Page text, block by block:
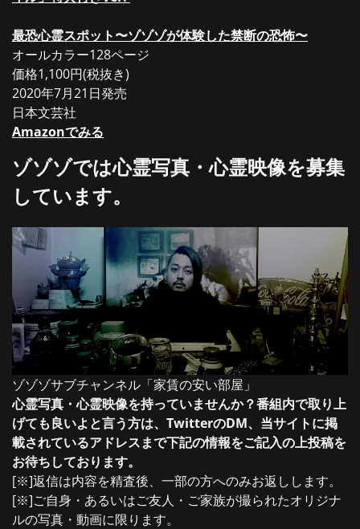
最恐心霊スポット〜ゾゾゾが体験した禁断の恐怖〜
オールカラー128ページ
価格1,100円(税抜き)
2020年7月21日発売
日本文芸社
Amazonでみる
ゾゾゾでは心霊写真・心霊映像を募集
しています。
ゾゾゾサブチャンネル「家賃の安い部屋」
心霊写真・心霊映像を持っていませんか？番組内で取り上
げても良いよと言う方は、TwitterのDM、当サイトに掲
載されているアドレスまで下記の情報をご記入の上投稿を
お待ちしております。
[※]返信は内容を精査後、一部の方へのみお返しします。
[※]ご自身・あるいはご友人・ご家族が撮られたオリジナ
ルの写真・動画に限ります。